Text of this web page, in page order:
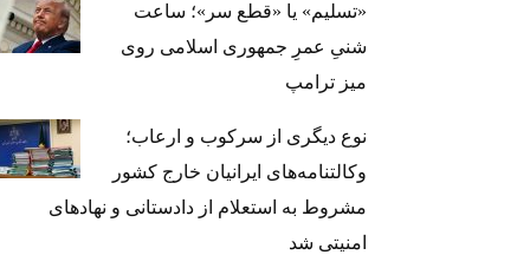
«تسلیم» یا «قطع سر»؛ ساعت
شنیِ عمرِ جمهوری اسلامی روی
میز ترامپ
نوع دیگری از سرکوب و ارعاب؛
وکالتنامه‌های ایرانیان خارج کشور
مشروط به استعلام از دادستانی و نهادهای
امنیتی شد